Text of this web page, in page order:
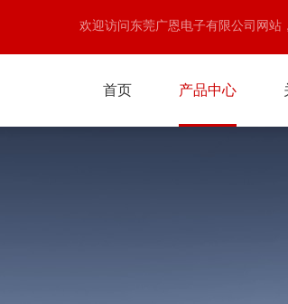
欢迎访问东莞广恩电子有限公司网站
首页 产品中心